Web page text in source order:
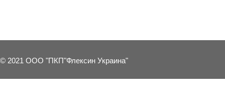
© 2021 ООО "ПКП"Флексин Украина"